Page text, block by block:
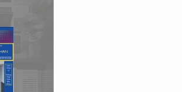
ĐIỆN
, ẤN